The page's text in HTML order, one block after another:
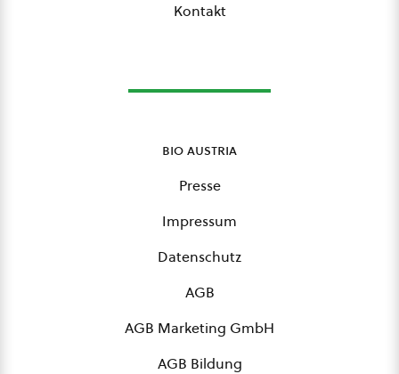
Kontakt
bio austria
Presse
Impressum
Datenschutz
AGB
AGB Marketing GmbH
AGB Bildung